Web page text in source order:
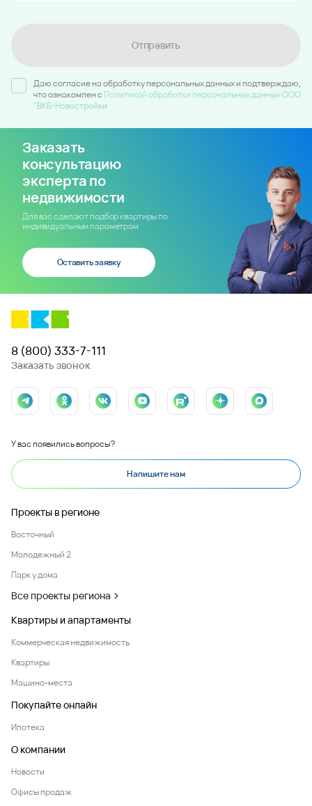
Отправить
Даю согласие на обработку персональных данных и подтверждаю,
что ознакомлен c Политикой обработки персональных данных ООО
"ВКБ-Новостройки
Заказать
консультацию
эксперта по
недвижимости
Для вас сделают подбор квартиры по
индивидуальным параметрам
Оставить заявку
8 (800) 333-7-111
Заказать звонок
У вас появились вопросы?
Напишите нам
Проекты в регионе
Восточный
Молодежный 2
Парк у дома
Все проекты региона
Квартиры и апартаменты
Коммерческая недвижимость
Квартиры
Машино-места
Покупайте онлайн
Ипотека
О компании
Новости
Офисы продаж